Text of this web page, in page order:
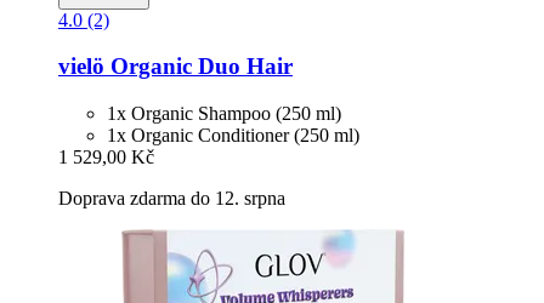
4.0 (2)
vielö Organic Duo Hair
1x Organic Shampoo (250 ml)
1x Organic Conditioner (250 ml)
1 529,00 Kč
Doprava zdarma do 12. srpna